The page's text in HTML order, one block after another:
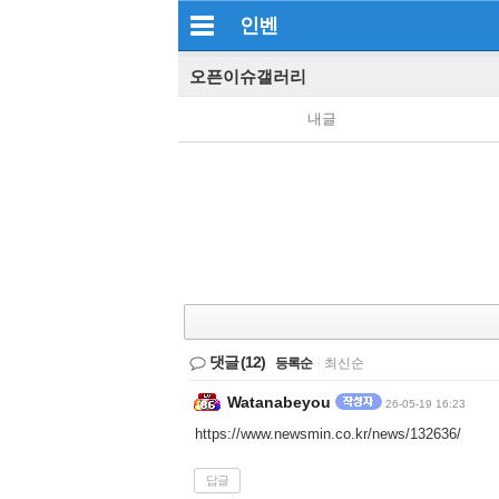
인벤
오픈이슈갤러리
내글
댓글(12) 등록순 최신순
Watanabeyou 26-05-19 16:23
https://www.newsmin.co.kr/news/132636/
답글